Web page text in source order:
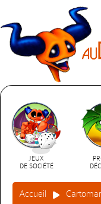
JEUX
DE SOCIÉTÉ
Accueil